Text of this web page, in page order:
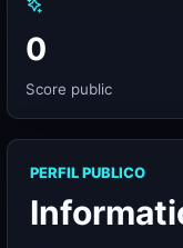
0
Score public
PERFIL PUBLICO